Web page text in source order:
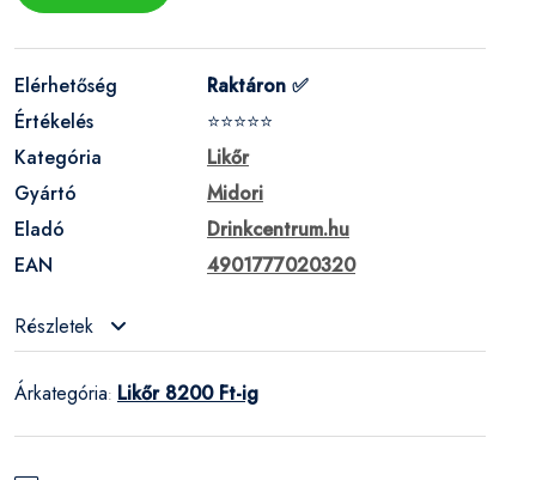
Elérhetőség
Raktáron ✅
Értékelés
⭐⭐⭐⭐⭐
Kategória
Likőr
Gyártó
Midori
Eladó
Drinkcentrum.hu
EAN
4901777020320
Részletek
Árkategória: Likőr 8200 Ft-ig